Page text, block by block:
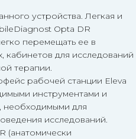
устройства. Легкая и
Opta DR
перемещать ее в
кабинетов для исследований
терапии.
рабочей станции Eleva
инструментами и
необходимыми для
исследований.
(анатомически